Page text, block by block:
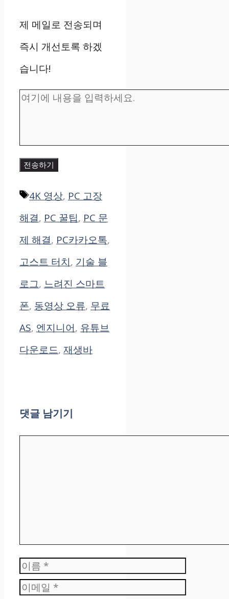
제 메일로 전송되며
즉시 개선토록 하겠
습니다!
전송하기
태
그
4K 영상, PC 고장
해결, PC 꿀팁, PC 문
제 해결, PC카카오톡,
고스트 터치, 기술 블
로그, 느려진 스마트
폰, 동영상 오류, 무료
AS, 엔지니어, 유튜브
다운로드, 재생바
댓글 남기기
이
름
이